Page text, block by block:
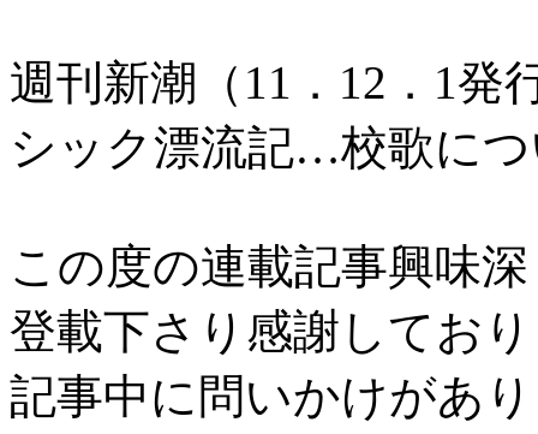
週刊新潮（ 11 ． 12 ． 1発
シック漂流記…校歌に
この度の連載記事興味
登載下さり感謝してお
記事中に問いかけがあ